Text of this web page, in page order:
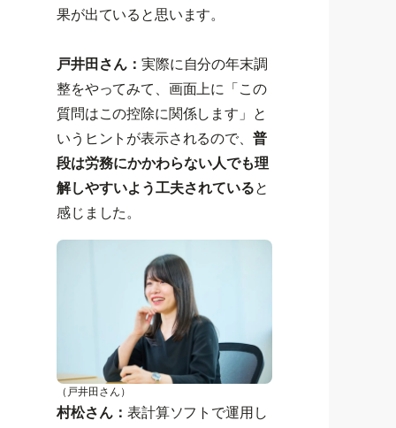
果が出ていると思います。
戸井田さん： 実際に自分の年末調
整をやってみて、画面上に「この
質問はこの控除に関係します」と
いうヒントが表示されるので、 普
段は労務にかかわらない人でも理
解しやすいよう工夫されていると
感じました。
（戸井田さん）
村松さん： 表計算ソフトで運用し